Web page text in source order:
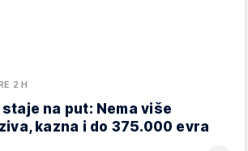
2 H
na put: Nema više
kazna i do 375.000 evra